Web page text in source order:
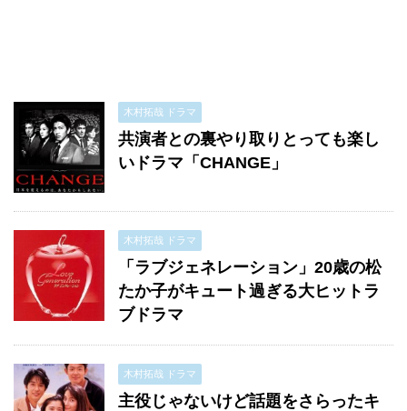
木村拓哉 ドラマ
共演者との裏やり取りとっても楽し
いドラマ「CHANGE」
木村拓哉 ドラマ
「ラブジェネレーション」20歳の松
たか子がキュート過ぎる大ヒットラ
ブドラマ
木村拓哉 ドラマ
主役じゃないけど話題をさらったキ